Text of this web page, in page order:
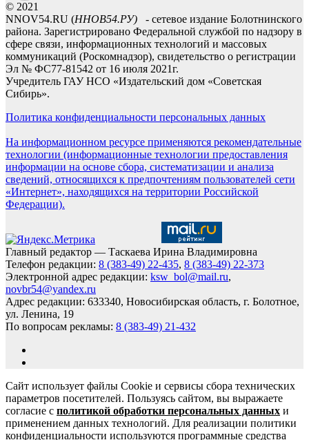
© 2021
NNOV54.RU (ННОВ54.РУ) - сетевое издание Болотнинского
района. Зарегистрировано Федеральной службой по надзору в
сфере связи, информационных технологий и массовых
коммуникаций (Роскомнадзор), свидетельство о регистрации
Эл № ФС77-81542 от 16 июля 2021г.
Учредитель ГАУ НСО «Издательский дом «Советская
Сибирь».
Политика конфиденциальности персональных данных
На информационном ресурсе применяются рекомендательные
технологии (информационные технологии предоставления
информации на основе сбора, систематизации и анализа
сведений, относящихся к предпочтениям пользователей сети
«Интернет», находящихся на территории Российской
Федерации).
Главный редактор — Таскаева Ирина Владимировна
Телефон редакции: 8 (383-49) 22-435, 8 (383-49) 22-373
Электронной адрес редакции: ksw_bol@mail.ru,
novbr54@yandex.ru
Адрес редакции: 633340, Новосибирская область, г. Болотное,
ул. Ленина, 19
По вопросам рекламы: 8 (383-49) 21-432
Сайт использует файлы Cookie и сервисы сбора технических
параметров посетителей. Пользуясь сайтом, вы выражаете
согласие с политикой обработки персональных данных и
применением данных технологий. Для реализации политики
конфиденциальности используются программные средства